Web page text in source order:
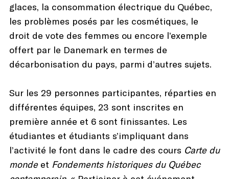
glaces, la consommation électrique du Québec,
les problèmes posés par les cosmétiques, le
droit de vote des femmes ou encore l’exemple
offert par le Danemark en termes de
décarbonisation du pays, parmi d’autres sujets.
Sur les 29 personnes participantes, réparties en
différentes équipes, 23 sont inscrites en
première année et 6 sont finissantes. Les
étudiantes et étudiants s’impliquant dans
l’activité le font dans le cadre des cours Carte du
mondeet Fondements historiques du Québec